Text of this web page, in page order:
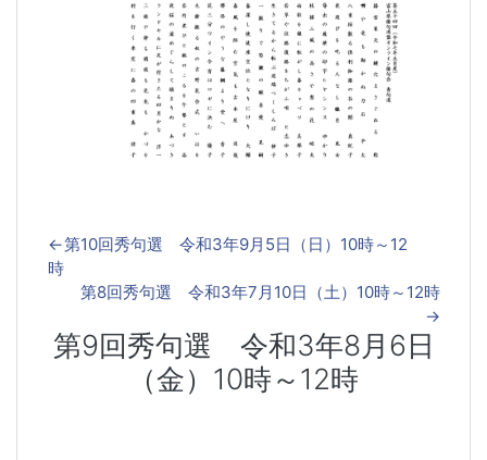
←第10回秀句選 令和3年9月5日（日）10時～12
時
第8回秀句選 令和3年7月10日（土）10時～12時
→
第9回秀句選 令和3年8月6日
（金）10時～12時